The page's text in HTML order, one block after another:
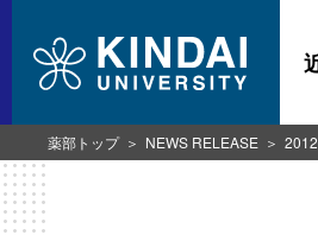
薬部トップ NEWS RELEASE